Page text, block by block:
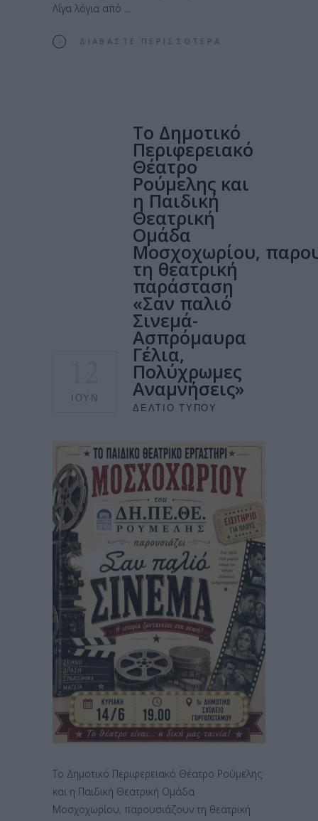
Λίγα λόγια από
ΔΙΑΒΆΣΤΕ ΠΕΡΙΣΣΌΤΕΡΑ
ΙΟΎΝ
Το Δημοτικό
Περιφερειακό
Θέατρο
Ρούμελης και
η Παιδική
Θεατρική
Ομάδα
Μοσχοχωρίου,
τη θεατρική
παράσταση
«Σαν παλιό
Σινεμά-
Ασπρόμαυρα
Γέλια,
Πολύχρωμες
Αναμνήσεις»
ΔΕΛΤΊΟ ΤΎΠΟΥ
Το Δημοτικό Περιφερειακό Θέατρο Ρούμελης
και η Παιδική Θεατρική Ομάδα
Μοσχοχωρίου, παρουσιάζoυν τη θεατρική